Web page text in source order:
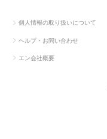
個人情報の取り扱いについて
ヘルプ・お問い合わせ
エン会社概要